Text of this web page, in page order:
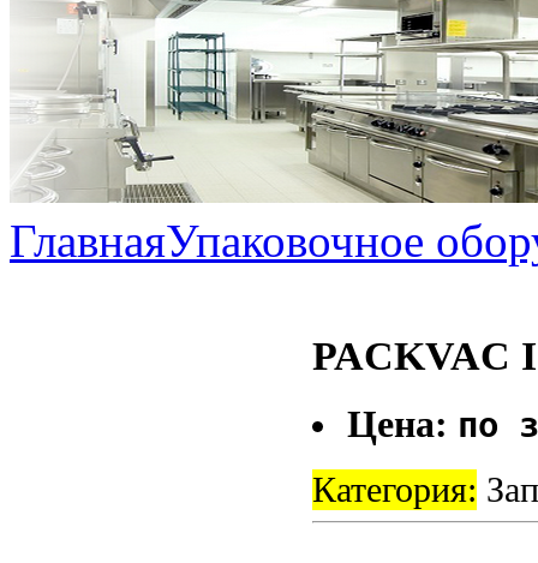
ГлавнаяУпаковочное
PACKVAC
Цена: по
Категория: